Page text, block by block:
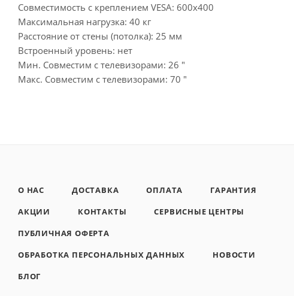
Совместимость с креплением VESA: 600x400
Максимальная нагрузка: 40 кг
Расстояние от стены (потолка): 25 мм
Встроенный уровень: нет
Мин. Совместим с телевизорами: 26 "
Макс. Совместим с телевизорами: 70 "
О НАС ДОСТАВКА ОПЛАТА
ГАРАНТИЯ
АКЦИИ
КОНТАКТЫ
СЕРВИСНЫЕ ЦЕНТРЫ
ПУБЛИЧНАЯ ОФЕРТА
ОБРАБОТКА ПЕРСОНАЛЬНЫХ ДАННЫХ
НОВОСТИ
БЛОГ